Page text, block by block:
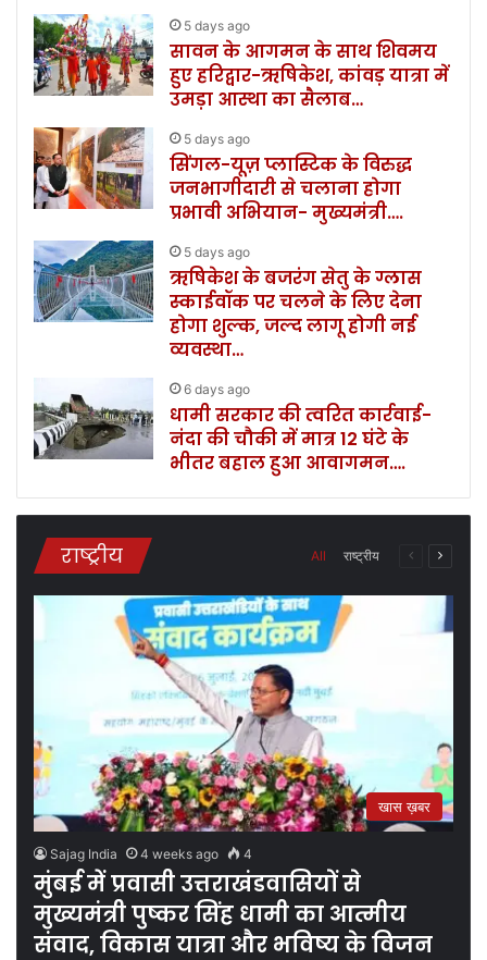
5 days ago
सावन के आगमन के साथ शिवमय
हुए हरिद्वार-ऋषिकेश, कांवड़ यात्रा में
उमड़ा आस्था का सैलाब…
5 days ago
सिंगल-यूज़ प्लास्टिक के विरुद्ध
जनभागीदारी से चलाना होगा
प्रभावी अभियान- मुख्यमंत्री….
5 days ago
ऋषिकेश के बजरंग सेतु के ग्लास
स्काईवॉक पर चलने के लिए देना
होगा शुल्क, जल्द लागू होगी नई
व्यवस्था…
6 days ago
धामी सरकार की त्वरित कार्रवाई-
नंदा की चौकी में मात्र 12 घंटे के
भीतर बहाल हुआ आवागमन….
राष्ट्रीय All राष्ट्रीय
Previous
खास ख़बर
Sajag India 4 weeks ago 4
मुंबई में प्रवासी उत्तराखंडवासियों से
मुख्यमंत्री पुष्कर सिंह धामी का आत्मीय
संवाद, विकास यात्रा और भविष्य के विजन